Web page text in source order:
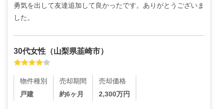
勇気を出して友達追加して良かったです。ありがとうございま
した。
30代女性 （山梨県韮崎市）
物件種別
戸建
売却期間
約6ヶ月
売却価格
2,300万円